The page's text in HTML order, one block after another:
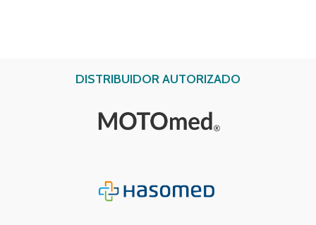
DISTRIBUIDOR AUTORIZADO